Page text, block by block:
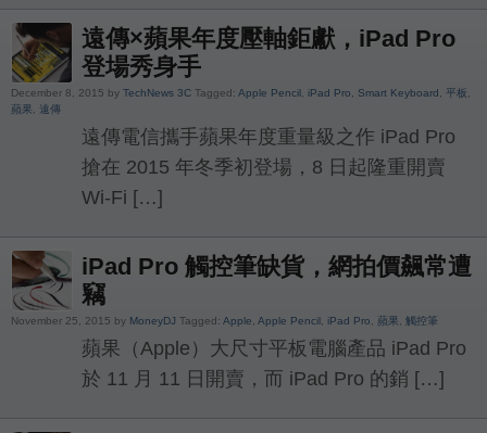
遠傳×蘋果年度壓軸鉅獻，iPad Pro
登場秀身手
December 8, 2015 by TechNews 3C Tagged: Apple Pencil iPad Pro Smart Keyboard 平板
蘋果
遠傳
遠傳電信攜手蘋果年度重量級之作 iPad Pro
搶在 2015 年冬季初登場，8 日起隆重開賣
Wi-Fi […]
iPad Pro 觸控筆缺貨，網拍價飆常遭
竊
November 25, 2015 by MoneyDJ Tagged: Apple Apple Pencil iPad Pro 蘋果 觸控筆
蘋果（Apple）大尺寸平板電腦產品 iPad Pro
於 11 月 11 日開賣，而 iPad Pro 的銷 […]